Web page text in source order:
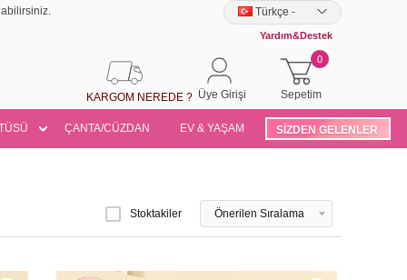
Türkçe -
Yardım&Destek
Sepetim
0
Üye Girişi
KARGOM NEREDE ?
ÇANTA/CÜZDAN EV & YAŞAM SİZDEN GELENLER
Stoktakiler